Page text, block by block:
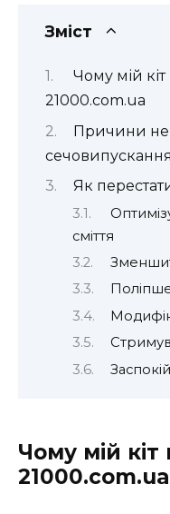
Зміст
Чому мій кіт
21000.com.ua
Причини
сечовипускання
Як
сміття
Чому мій кіт
21000.com.ua